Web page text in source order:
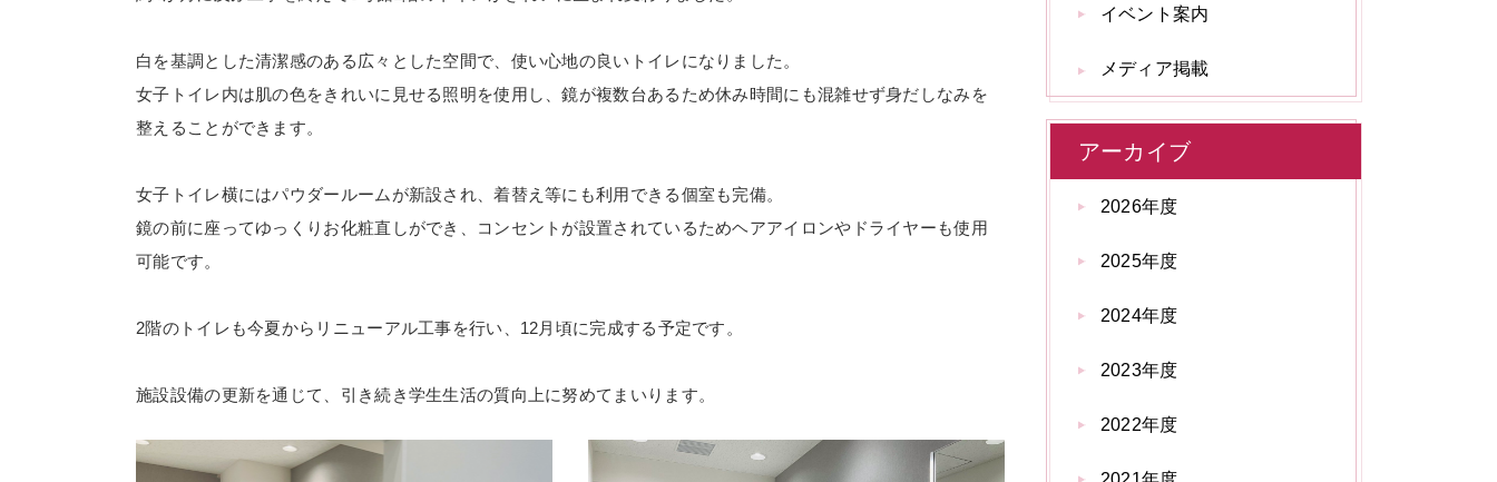
白を基調とした清潔感のある広々とした空間で、使い心地の良いトイレになりました。
女子トイレ内は肌の色をきれいに見せる照明を使用し、鏡が複数台あるため休み時間にも混雑せず身だしなみを
整えることができます。
女子トイレ横にはパウダールームが新設され、着替え等にも利用できる個室も完備。
鏡の前に座ってゆっくりお化粧直しができ、コンセントが設置されているためヘアアイロンやドライヤーも使用
可能です。
2階のトイレも今夏からリニューアル工事を行い、12月頃に完成する予定です。
施設設備の更新を通じて、引き続き学生生活の質向上に努めてまいります。
イベント案内
メディア掲載
アーカイブ
2026年度
2025年度
2024年度
2023年度
2022年度